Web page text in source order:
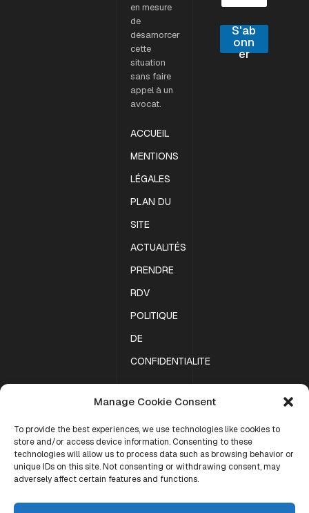
Manage Cookie Consent
To provide the best experiences, we use technologies like cookies to
store and/or access device information. Consenting to these
technologies will allow us to process data such as browsing behavior or
unique IDs on this site. Not consenting or withdrawing consent, may
adversely affect certain features and functions.
en mesure
de
désamorcer
cette
situation
sans faire
appel à un
avocat.
ACCUEIL
MENTIONS
LÉGALES
PLAN DU
SITE
ACTUALITÉS
PRENDRE
RDV
POLITIQUE
DE
CONFIDENTIALITE
S'ab
onn
er
ACCUEIL
MENTIONS
LÉGALES
PLAN DU
Copyright 2023